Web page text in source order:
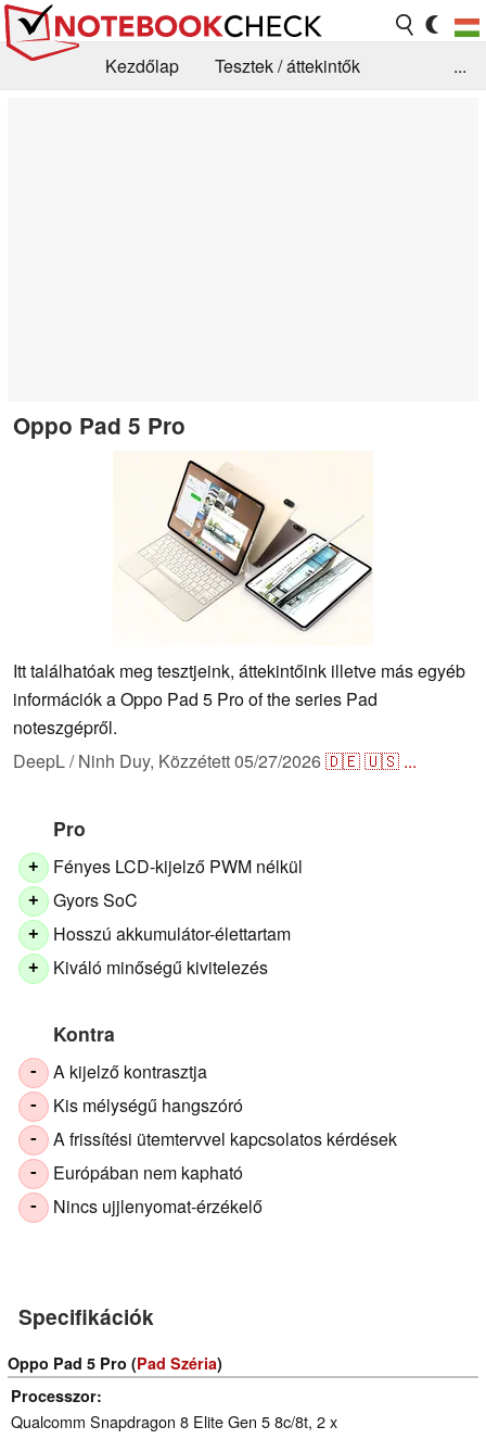
Kezdőlap
Tesztek / áttekintők
...
Oppo Pad 5 Pro
Itt találhatóak meg tesztjeink, áttekintőink illetve más egyéb
információk a Oppo Pad 5 Pro of the series Pad
noteszgépről.
DeepL / Ninh Duy, Közzétett05/27/2026🇩🇪🇺🇸 ...
Pro
+ Fényes LCD-kijelző PWM nélkül
+ Gyors SoC
+ Hosszú akkumulátor-élettartam
+ Kiváló minőségű kivitelezés
Kontra
- A kijelző kontrasztja
- Kis mélységű hangszóró
- A frissítési ütemtervvel kapcsolatos kérdések
- Európában nem kapható
- Nincs ujjlenyomat-érzékelő
Specifikációk
Oppo Pad 5 Pro (Pad Széria)
Processzor
Qualcomm Snapdragon 8 Elite Gen 5 8c/8t, 2 x